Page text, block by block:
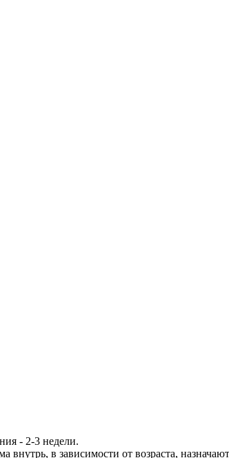
- 2-3 недели.
внутрь, в зависимости от возраста,